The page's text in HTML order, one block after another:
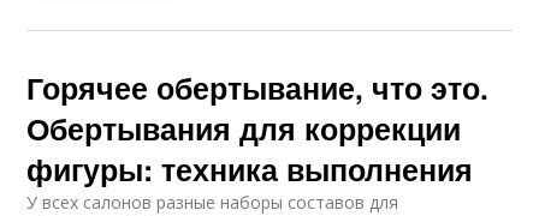
Горячее обертывание, что это.
Обертывания для коррекции
фигуры: техника выполнения
У всех салонов разные наборы составов для